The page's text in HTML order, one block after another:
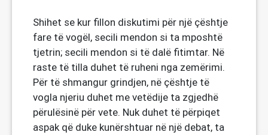
Shihet se kur fillon diskutimi për një çështje
fare të vogël, secili mendon si ta mposhtë
tjetrin; secili mendon si të dalë fitimtar. Në
raste të tilla duhet të ruheni nga zemërimi.
Për të shmangur grindjen, në çështje të
vogla njeriu duhet me vetëdije ta zgjedhë
përulësinë për vete. Nuk duhet të përpiqet
aspak që duke kunërshtuar në një debat, ta